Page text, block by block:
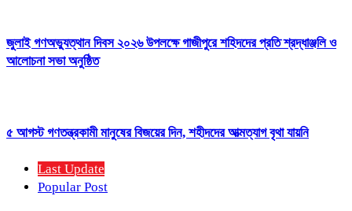
জুলাই গণঅভ্যুত্থান দিবস ২০২৬ উপলক্ষে গাজীপুরে শহিদদের প্রতি শ্রদ্ধাঞ্জলি ও
আলোচনা সভা অনুষ্ঠিত
৫ আগস্ট গণতন্ত্রকামী মানুষের বিজয়ের দিন, শহীদদের আত্মত্যাগ বৃথা যায়নি
Last Update
Popular Post